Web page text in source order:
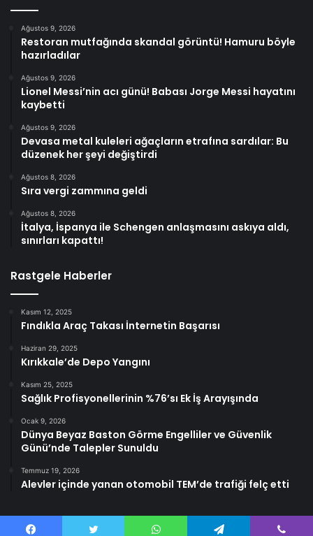
Ağustos 9, 2026
Restoran mutfağında skandal görüntü! Hamuru böyle
hazırladılar
Ağustos 9, 2026
Lionel Messi’nin acı günü! Babası Jorge Messi hayatını
kaybetti
Ağustos 9, 2026
Devasa metal kuleleri ağaçların etrafına sardılar: Bu
düzenek her şeyi değiştirdi
Ağustos 8, 2026
Sıra vergi zammına geldi
Ağustos 8, 2026
İtalya, İspanya ile Schengen anlaşmasını askıya aldı,
sınırları kapattı!
Rastgele Haberler
Kasım 12, 2025
Fındıkla Araç Takası İnternetin Başarısı
Haziran 29, 2025
Kırıkkale’de Depo Yangını
Kasım 25, 2025
Sağlık Profisyonellerinin %76’sı Ek İş Arayışında
Ocak 9, 2026
Dünya Beyaz Baston Görme Engelliler ve Güvenlik
Günü’nde Talepler Sunuldu
Temmuz 19, 2026
Alevler içinde yanan otomobil TEM’de trafiği felç etti